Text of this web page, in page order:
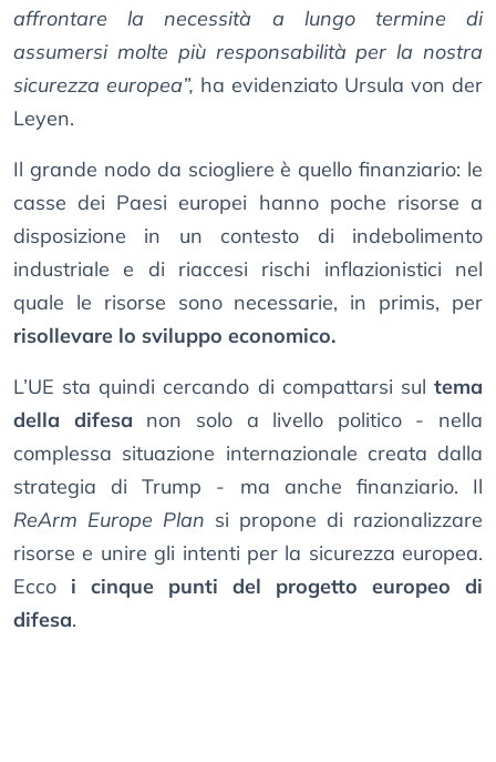
affrontare la necessità a lungo termine di
assumersi molte più responsabilità per la nostra
sicurezza europea”, ha evidenziato Ursula von der
Leyen.
Il grande nodo da sciogliere è quello finanziario: le
casse dei Paesi europei hanno poche risorse a
disposizione in un contesto di indebolimento
industriale e di riaccesi rischi inflazionistici nel
quale le risorse sono necessarie, in primis, per
risollevare lo sviluppo economico.
L’UE sta quindi cercando di compattarsi sul tema
della difesa non solo a livello politico - nella
complessa situazione internazionale creata dalla
strategia di Trump - ma anche finanziario. Il
ReArm Europe Plan si propone di razionalizzare
risorse e unire gli intenti per la sicurezza europea.
Ecco i cinque punti del progetto europeo di
difesa.